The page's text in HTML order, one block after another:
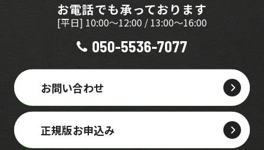
お電話でも承っております
[平日] 10:00～12:00 / 13:00～16:00
050-5536-7077
お問い合わせ
正規版お申込み